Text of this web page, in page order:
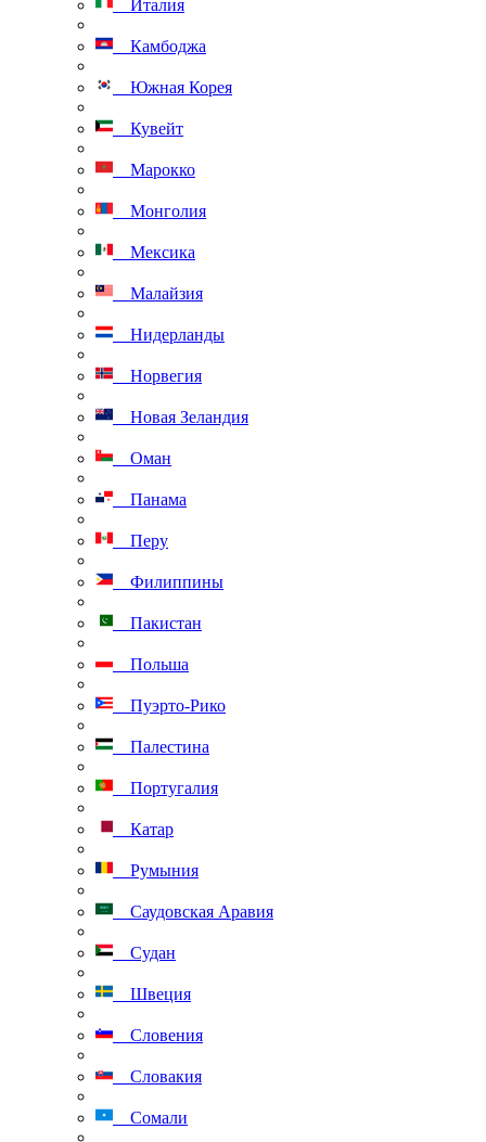
Италия
Камбоджа
Южная Корея
Кувейт
Марокко
Монголия
Мексика
Малайзия
Нидерланды
Норвегия
Новая Зеландия
Оман
Панама
Перу
Филиппины
Пакистан
Польша
Пуэрто-Рико
Палестина
Португалия
Катар
Румыния
Саудовская Аравия
Судан
Швеция
Словения
Словакия
Сомали